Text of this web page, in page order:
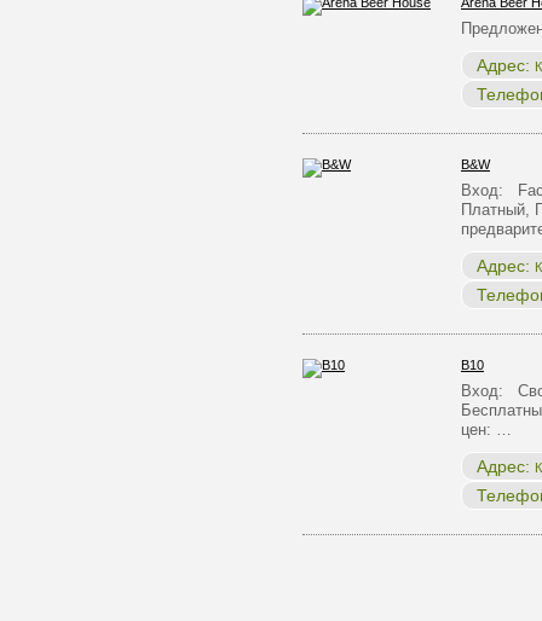
Адрес:
B&W
Вход:
Платный,
Адрес:
B10
Вход:
цен: …
Адрес: